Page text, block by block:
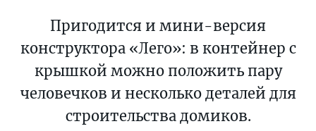
Пригодится и мини-версия
конструктора «Лего»: в контейнер с
крышкой можно положить пару
человечков и несколько деталей для
строительства домиков.